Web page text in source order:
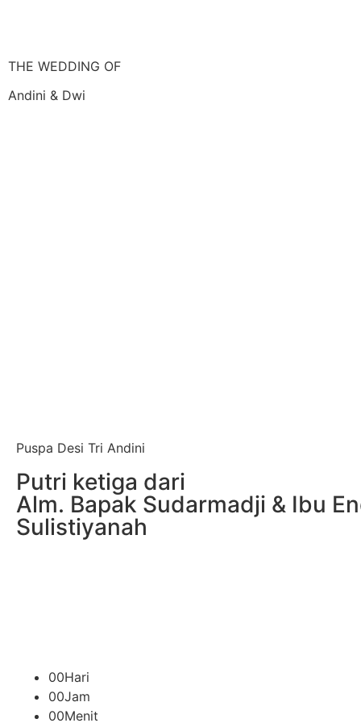
THE WEDDING OF
Andini & Dwi
Puspa Desi Tri Andini
Putri ketiga dari
Alm. Bapak Sudarmadji & Ibu
Sulistiyanah
00Hari
00Jam
00Menit